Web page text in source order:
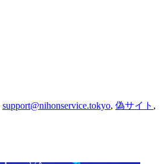
support@nihonservice.tokyo, 偽サイト ,